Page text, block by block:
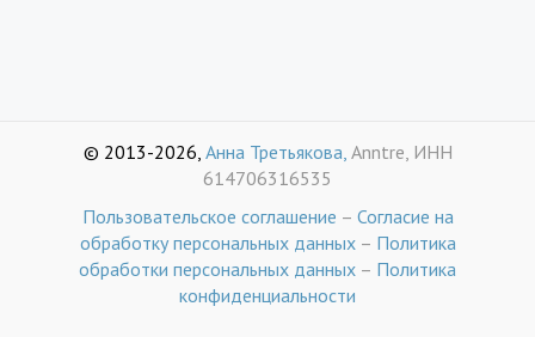
© 2013-2026, Анна Третьякова, Anntre, ИНН
614706316535
Пользовательское соглашение – Согласие на
обработку персональных данных– Политика
обработки персональных данных – Политика
конфиденциальности